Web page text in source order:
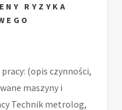
RYZYKA
(opis czynności,
maszyny i
Technik metrolog,